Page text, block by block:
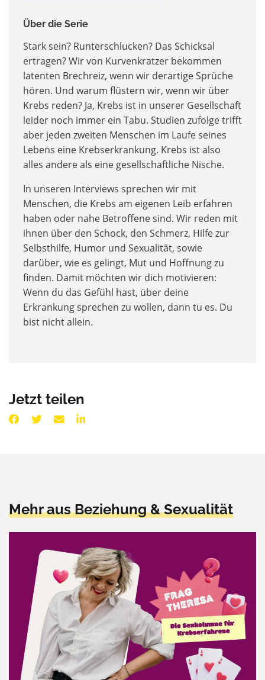
Über die Serie
Stark sein? Runterschlucken? Das Schicksal
ertragen? Wir von Kurvenkratzer bekommen
latenten Brechreiz, wenn wir derartige Sprüche
hören. Und warum flüstern wir, wenn wir über
Krebs reden? Ja, Krebs ist in unserer Gesellschaft
leider noch immer ein Tabu. Studien zufolge trifft
aber jeden zweiten Menschen im Laufe seines
Lebens eine Krebserkrankung. Krebs ist also
alles andere als eine gesellschaftliche Nische.
In unseren Interviews sprechen wir mit
Menschen, die Krebs am eigenen Leib erfahren
haben oder nahe Betroffene sind. Wir reden mit
ihnen über den Schock, den Schmerz, Hilfe zur
Selbsthilfe, Humor und Sexualität, sowie
darüber, wie es gelingt, Mut und Hoffnung zu
finden. Damit möchten wir dich motivieren:
Wenn du das Gefühl hast, über deine
Erkrankung sprechen zu wollen, dann tu es. Du
bist nicht allein.
Jetzt teilen
Mehr aus Beziehung & Sexualität